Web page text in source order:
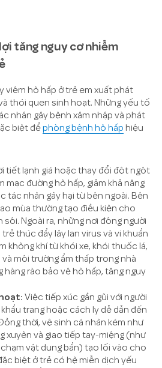
tăng nguy cơ nhiễm
viêm hô hấp ở trẻ em xuất phát
thói quen sinh hoạt. Những yếu tố
nhân gây bệnh xâm nhập và phát
biệt đểphòng bệnh hô hấp hiệu
tiết lạnh giá hoặc thay đổi đột ngột
mạc đường hô hấp, giảm khả năng
tác nhân gây hại từ bên ngoài. Bên
mùa thường tạo điều kiện cho
sôi. Ngoài ra, những nơi đông người
thúc đẩy lây lan virus và vi khuẩn
không khí từ khói xe, khói thuốc lá,
môi trường ẩm thấp trong nhà
rào bảo vệ hô hấp, tăng nguy
Việc tiếp xúc gần gũi với người
trang hoặc cách ly dễ dẫn đến
thời, vệ sinh cá nhân kém như
xuyên và giao tiếp tay-miệng (như
vật dụng bẩn) tạo lối vào cho
biệt ở trẻ có hệ miễn dịch yếu